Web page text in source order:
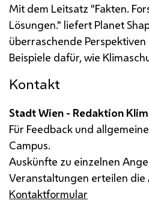
Mit dem Leitsatz "Fakten.
Lösungen." liefert Planet
überraschende
Beispiele dafür, wie
Kontakt
Stadt Wien - Redaktion
Für Feedback und
Campus.
Auskünfte zu einzelnen
Veranstaltungen erteilen die
Kontaktformular